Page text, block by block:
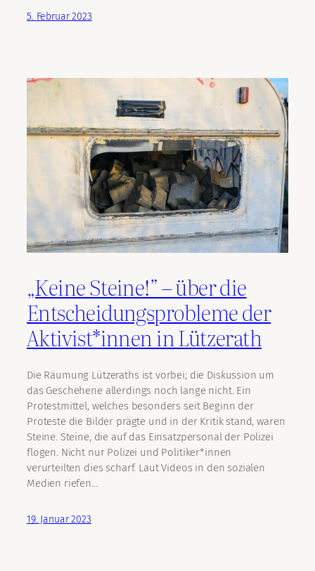
5. Februar 2023
„Keine Steine!” – über die
Entscheidungsprobleme der
Aktivist*innen in Lützerath
Die Räumung Lützeraths ist vorbei; die Diskussion um
das Geschehene allerdings noch lange nicht. Ein
Protestmittel, welches besonders seit Beginn der
Proteste die Bilder prägte und in der Kritik stand, waren
Steine. Steine, die auf das Einsatzpersonal der Polizei
flogen. Nicht nur Polizei und Politiker*innen
verurteilten dies scharf. Laut Videos in den sozialen
Medien riefen…
19. Januar 2023